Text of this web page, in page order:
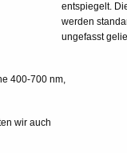
entspiegelt.
werden
ungefasst
400-700 nm,
wir auch